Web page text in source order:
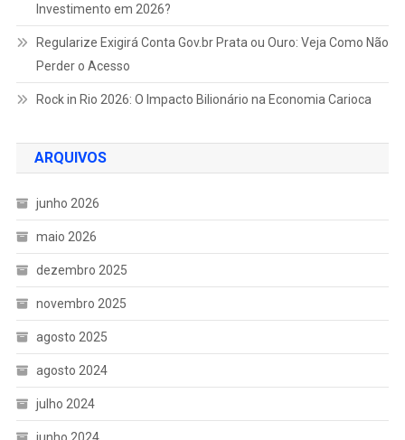
Investimento em 2026?
Regularize Exigirá Conta Gov.br Prata ou Ouro: Veja Como Não
Perder o Acesso
Rock in Rio 2026: O Impacto Bilionário na Economia Carioca
ARQUIVOS
junho 2026
maio 2026
dezembro 2025
novembro 2025
agosto 2025
agosto 2024
julho 2024
junho 2024